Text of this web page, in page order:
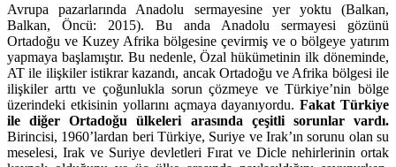
Avrupa pazarlarında Anadolu sermayesine yer yoktu (Balkan,
Balkan, Öncü: 2015). Bu anda Anadolu sermayesi gözünü
Ortadoğu ve Kuzey Afrika bölgesine çevirmiş ve o bölgeye yatırım
yapmaya başlamıştır. Bu nedenle, Özal hükümetinin ilk döneminde,
AT ile ilişkiler istikrar kazandı, ancak Ortadoğu ve Afrika bölgesi ile
ilişkiler arttı ve çoğunlukla sorun çözmeye ve Türkiye’nin bölge
üzerindeki etkisinin yollarını açmaya dayanıyordu. Fakat Türkiye
ile diğer Ortadoğu ülkeleri arasında çeşitli sorunlar vardı.
Birincisi, 1960’lardan beri Türkiye, Suriye ve Irak’ın sorunu olan su
meselesi, Irak ve Suriye devletleri Fırat ve Dicle nehirlerinin ortak